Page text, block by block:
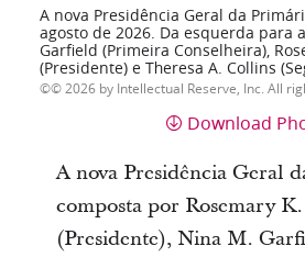
A nova Presidência Geral da
agosto de 2026. Da esquerda para
Garfield (Primeira Conselheira),
(Presidente) e Theresa A. Collins
© 2026 by Intellectual Reserve, Inc. All
Download
A nova Presidência Geral
composta por Rosemary
(Presidente), Nina M.